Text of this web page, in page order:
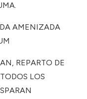
AMENIZADA
REPARTO DE
LOS